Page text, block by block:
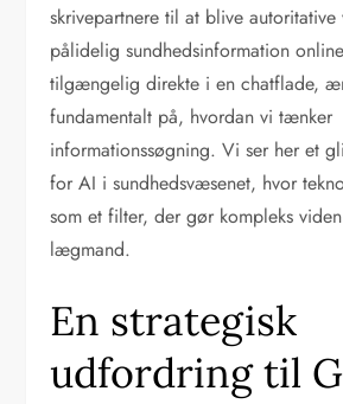
skrivepartnere til at blive
pålidelig sundhedsinformation
tilgængelig direkte i en chatflade,
fundamentalt på, hvordan vi tænker
informationssøgning. Vi ser her et
for AI i sundhedsvæsenet, hvor
som et filter, der gør kompleks
lægmand.
En strategisk
udfordring til